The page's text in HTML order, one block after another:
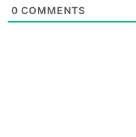
0 COMMENTS